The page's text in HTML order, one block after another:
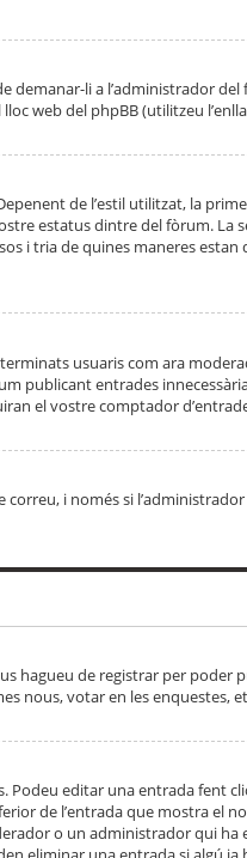
li a l’administrador
web del phpBB (utilitzeu
de l’estil utilitzat, la
estatus dintre del fòrum. La
i tria de quines maneres
usuaris com ara
publicant entrades
el vostre comptador
i només si
hagueu de registrar per poder
nous, votar en les enquestes,
editar una entrada fent
de l’entrada que mostra el
o un administrador qui ha